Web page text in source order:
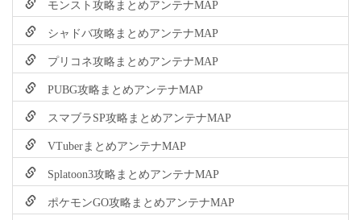
モンスト攻略まとめアンテナMAP
シャドバ攻略まとめアンテナMAP
プリコネ攻略まとめアンテナMAP
PUBG攻略まとめアンテナMAP
スマブラSP攻略まとめアンテナMAP
VTuberまとめアンテナMAP
Splatoon3攻略まとめアンテナMAP
ポケモンGO攻略まとめアンテナMAP